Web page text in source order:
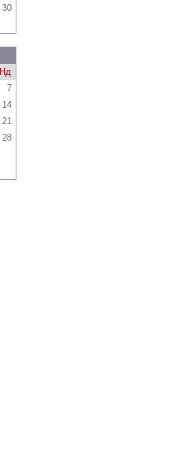
30
Нд
7
14
21
28